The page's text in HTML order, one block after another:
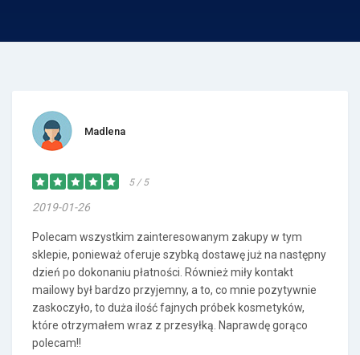
Madlena
5 / 5
2019-01-26
Polecam wszystkim zainteresowanym zakupy w tym
sklepie, ponieważ oferuje szybką dostawę już na następny
dzień po dokonaniu płatności. Również miły kontakt
mailowy był bardzo przyjemny, a to, co mnie pozytywnie
zaskoczyło, to duża ilość fajnych próbek kosmetyków,
które otrzymałem wraz z przesyłką. Naprawdę gorąco
polecam!!